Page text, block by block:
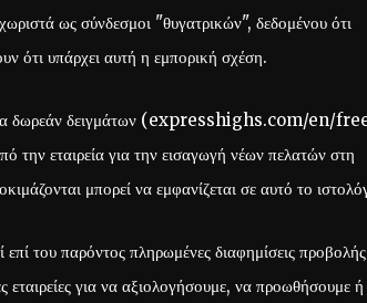
ως σύνδεσμοι "θυγατρικών", δεδομένου ότι
ότι υπάρχει αυτή η εμπορική σχέση.
δωρεάν δειγμάτων (expresshighs.com/en/
την εταιρεία για την εισαγωγή νέων πελατών στη
μπορεί να εμφανίζεται σε αυτό το
του παρόντος πληρωμένες διαφημίσεις προβολής
για να αξιολογήσουμε, να προωθήσουμε